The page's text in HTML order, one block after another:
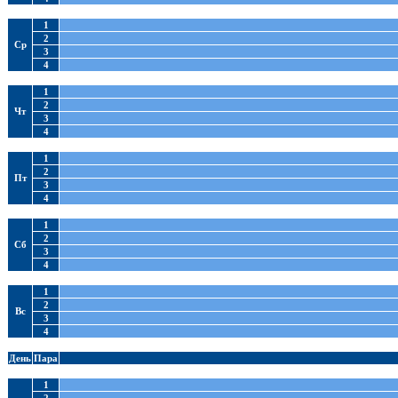
Ср
1
2
3
4
Чт
1
2
3
4
Пт
1
2
3
4
Сб
1
2
3
4
Вс
1
2
3
4
День Пара
1